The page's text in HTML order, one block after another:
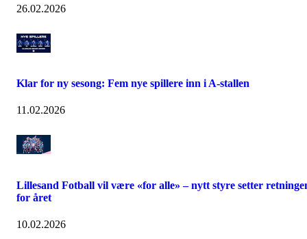
26.02.2026
Klar for ny sesong: Fem nye spillere inn i A-stallen
11.02.2026
Lillesand Fotball vil være «for alle» – nytt styre setter
for året
10.02.2026